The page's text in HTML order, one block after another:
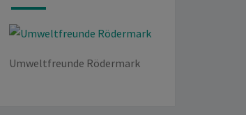
Umweltfreunde Rödermark